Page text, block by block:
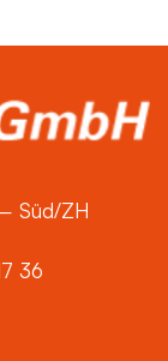
Süd/ZH
36